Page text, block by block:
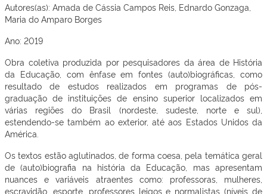
Autores(as): Amada de Cássia Campos Reis, Ednardo Gonzaga,
Maria do Amparo Borges
Ano: 2019
Obra coletiva produzida por pesquisadores da área de História
da Educação, com ênfase em fontes (auto)biográficas, como
resultado de estudos realizados em programas de pós-
graduação de instituições de ensino superior localizados em
várias regiões do Brasil (nordeste, sudeste, norte e sul),
estendendo-se também ao exterior, até aos Estados Unidos da
América.
Os textos estão aglutinados, de forma coesa, pela temática geral
de (auto)biografia na história da Educação, mas apresentam
nuances e variáveis atraentes como: professoras, mulheres,
escravidão, esporte, professores leigos e normalistas (níveis de